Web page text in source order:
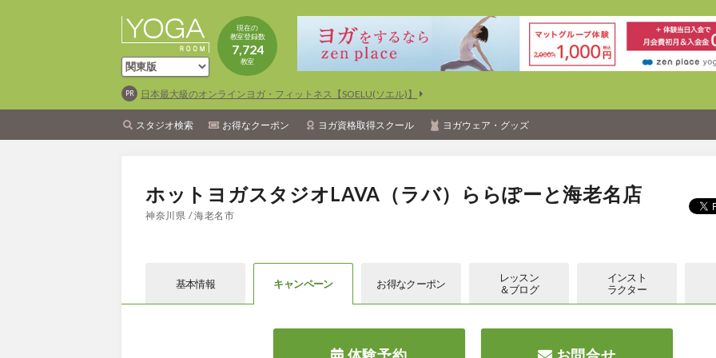
現在の
教室登録数
7,724
教室
日本最大級のオンラインヨガ・フィットネス【SOELU(ソエル)】
スタジオ検索 お得なクーポン ヨガ資格取得スクール ヨガウェア・グッズ
ホットヨガスタジオLAVA（ラバ）ららぽーと海老名店
神奈川県 / 海老名市
基本情報 キャンペーン お得なクーポン
レッスン
＆ブログ
インスト
ラクター